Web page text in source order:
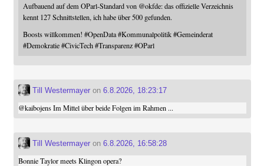
Aufbauend auf dem OParl-Standard von @okfde: das offizielle Verzeichnis
kennt 127 Schnittstellen, ich habe über 500 gefunden.
Boosts willkommen! #OpenData #Kommunalpolitik #Gemeinderat
#Demokratie #CivicTech #Transparenz #OParl
Till Westermayeron 6.8.2026, 18:23:17
@kaibojensIm Mittel über beide Folgen im Rahmen ...
Till Westermayeron 6.8.2026, 16:58:28
Bonnie Taylor meets Klingon opera?